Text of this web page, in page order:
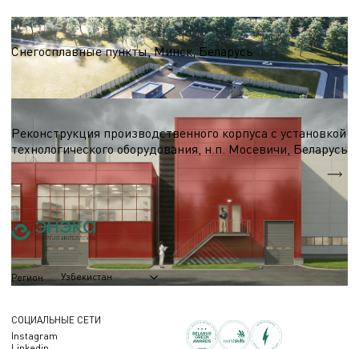
Перерабатывающая промышленность
Снегосплавные пункты, Минск, Беларусь
Плавление снега — до 150 тыс. м.куб./год
Перерабатывающая промышленность
Реконструкция производственного корпуса с установкой
технологического оборудования, н.п. Мосевичи, Беларусь
Объем производственного корпуса
53242,9 м3
Регион Узбекистан
СОЦИАЛЬНЫЕ СЕТИ
Instagram